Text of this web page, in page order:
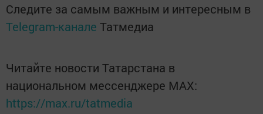
Следите за самым важным и интересным в
Telegram-канале Татмедиа
Читайте новости Татарстана в
национальном мессенджере MАХ:
https://max.ru/tatmedia